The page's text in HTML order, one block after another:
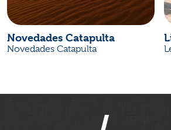
Novedades Catapulta
Novedades Catapulta